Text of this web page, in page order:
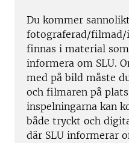
Du kommer
fotograferad/filmad/
finnas i material
informera om SLU.
med på bild måste
och filmaren på
inspelningarna kan
både tryckt och
där SLU informerar